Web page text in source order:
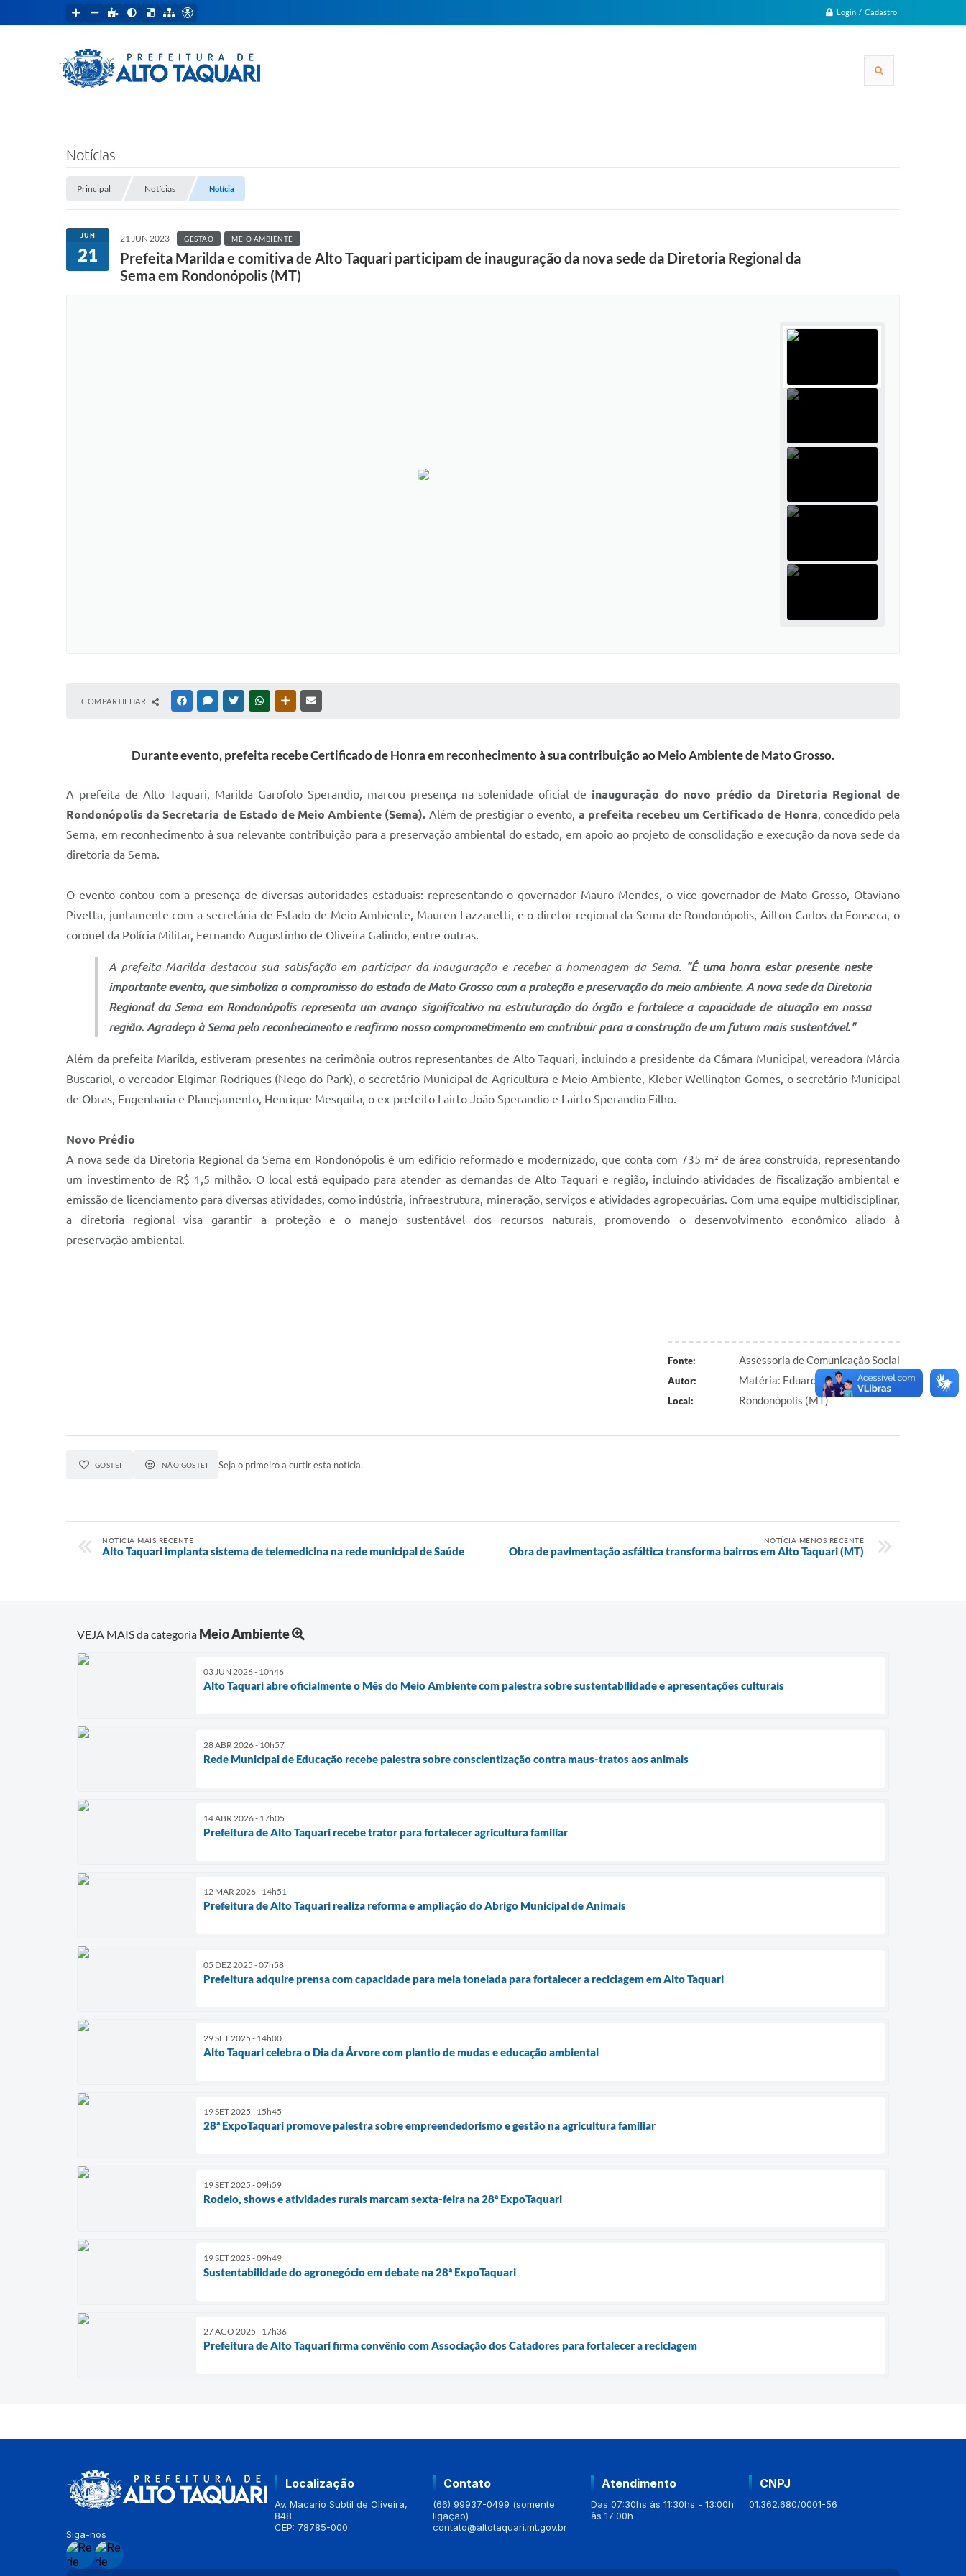
Login / Cadastro
Notícias
Principal Notícias Notícia
JUN
21
21 JUN 2023 GESTÃO MEIO AMBIENTE
Prefeita Marilda e comitiva de Alto Taquari participam de inauguração da nova sede da Diretoria Regional da
Sema em Rondonópolis (MT)
COMPARTILHAR FACEBOOKMESSENGER
TWITTERWHATSAPPOUTRAS MÍDIAS
Durante evento, prefeita recebe Certificado de Honra em reconhecimento à sua contribuição ao Meio Ambiente de Mato Grosso.
A prefeita de Alto Taquari, Marilda Garofolo Sperandio, marcou presença na solenidade oficial de inauguração do novo prédio da Diretoria Regional de
Rondonópolis da Secretaria de Estado de Meio Ambiente (Sema). Além de prestigiar o evento, a prefeita recebeu um Certificado de Honra, concedido pela
Sema, em reconhecimento à sua relevante contribuição para a preservação ambiental do estado, em apoio ao projeto de consolidação e execução da nova sede da
diretoria da Sema.
O evento contou com a presença de diversas autoridades estaduais: representando o governador Mauro Mendes, o vice-governador de Mato Grosso, Otaviano
Pivetta, juntamente com a secretária de Estado de Meio Ambiente, Mauren Lazzaretti, e o diretor regional da Sema de Rondonópolis, Ailton Carlos da Fonseca, o
coronel da Polícia Militar, Fernando Augustinho de Oliveira Galindo, entre outras.
A prefeita Marilda destacou sua satisfação em participar da inauguração e receber a homenagem da Sema. "É uma honra estar presente neste
importante evento, que simboliza o compromisso do estado de Mato Grosso com a proteção e preservação do meio ambiente. A nova sede da Diretoria
Regional da Sema em Rondonópolis representa um avanço significativo na estruturação do órgão e fortalece a capacidade de atuação em nossa
região. Agradeço à Sema pelo reconhecimento e reafirmo nosso comprometimento em contribuir para a construção de um futuro mais sustentável."
Além da prefeita Marilda, estiveram presentes na cerimônia outros representantes de Alto Taquari, incluindo a presidente da Câmara Municipal, vereadora Márcia
Buscariol, o vereador Elgimar Rodrigues (Nego do Park), o secretário Municipal de Agricultura e Meio Ambiente, Kleber Wellington Gomes, o secretário Municipal
de Obras, Engenharia e Planejamento, Henrique Mesquita, o ex-prefeito Lairto João Sperandio e Lairto Sperandio Filho.
Novo Prédio
A nova sede da Diretoria Regional da Sema em Rondonópolis é um edifício reformado e modernizado, que conta com 735 m² de área construída, representando
um investimento de R$ 1,5 milhão. O local está equipado para atender as demandas de Alto Taquari e região, incluindo atividades de fiscalização ambiental e
emissão de licenciamento para diversas atividades, como indústria, infraestrutura, mineração, serviços e atividades agropecuárias. Com uma equipe multidisciplinar,
a diretoria regional visa garantir a proteção e o manejo sustentável dos recursos naturais, promovendo o desenvolvimento econômico aliado à
preservação ambiental.
Fonte: Assessoria de Comunicação Social
Autor: Matéria: Eduardo Candido
Local: Rondonópolis (MT)
GOSTEI NÃO GOSTEI Seja o primeiro a curtir esta notícia.
NOTÍCIA MAIS RECENTE
Alto Taquari implanta sistema de telemedicina na rede municipal de Saúde
NOTÍCIA MENOS RECENTE
Obra de pavimentação asfáltica transforma bairros em Alto Taquari (MT)
VEJA MAIS da categoria Meio Ambiente
03 JUN 2026 - 10h46
Alto Taquari abre oficialmente o Mês do Meio Ambiente com palestra sobre sustentabilidade e apresentações culturais
28 ABR 2026 - 10h57
Rede Municipal de Educação recebe palestra sobre conscientização contra maus-tratos aos animais
14 ABR 2026 - 17h05
Prefeitura de Alto Taquari recebe trator para fortalecer agricultura familiar
12 MAR 2026 - 14h51
Prefeitura de Alto Taquari realiza reforma e ampliação do Abrigo Municipal de Animais
05 DEZ 2025 - 07h58
Prefeitura adquire prensa com capacidade para meia tonelada para fortalecer a reciclagem em Alto Taquari
29 SET 2025 - 14h00
Alto Taquari celebra o Dia da Árvore com plantio de mudas e educação ambiental
19 SET 2025 - 15h45
28ª ExpoTaquari promove palestra sobre empreendedorismo e gestão na agricultura familiar
19 SET 2025 - 09h59
Rodeio, shows e atividades rurais marcam sexta-feira na 28ª ExpoTaquari
19 SET 2025 - 09h49
Sustentabilidade do agronegócio em debate na 28ª ExpoTaquari
27 AGO 2025 - 17h36
Prefeitura de Alto Taquari firma convênio com Associação dos Catadores para fortalecer a reciclagem
Siga-nos
Localização
Av. Macario Subtil de Oliveira,
848
CEP: 78785-000
Contato
(66) 99937-0499 (somente
ligação)
contato@altotaquari.mt.gov.br
Atendimento
Das 07:30hs às 11:30hs - 13:00h
às 17:00h
CNPJ
01.362.680/0001-56